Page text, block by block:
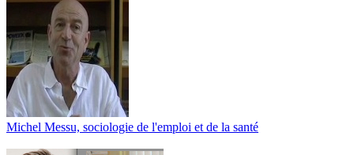
Michel Messu, sociologie de l'emploi et de la santé